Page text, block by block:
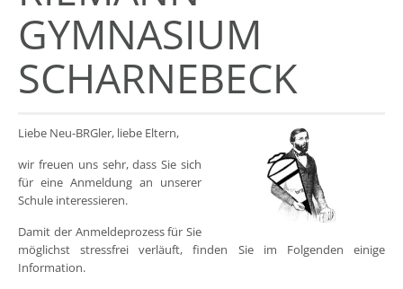
GYMNASIUM
SCHARNEBECK
Liebe Neu-BRGler, liebe Eltern,
wir freuen uns sehr, dass Sie sich
für eine Anmeldung an unserer
Schule interessieren.
Damit der Anmeldeprozess für Sie
möglichst stressfrei verläuft, finden Sie im Folgenden einige
Information.